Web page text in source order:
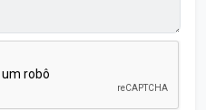
Ouvir